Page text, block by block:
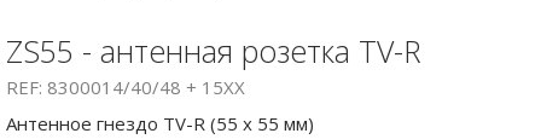
ZS55 - антенная розетка TV-R
REF: 8300014/40/48 + 15XX
Антенное гнездо TV-R (55 x 55 мм)